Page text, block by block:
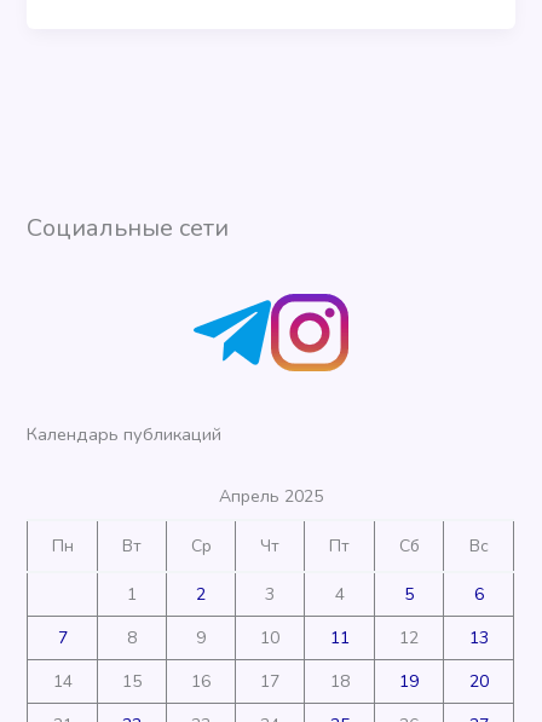
Социальные сети
Календарь публикаций
Апрель 2025
Пн Вт Ср Чт Пт Сб Вс
1 2 3 4 5
6
7
8 9 10 11 12
13
14
15 16 17 18 19
20